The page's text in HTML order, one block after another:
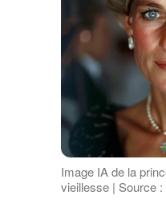
Image IA de la
vieillesse | Source